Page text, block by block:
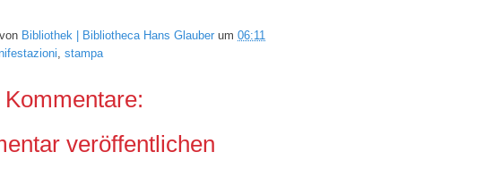
Bibliothek | Bibliotheca Hans Glauber um 06:11
stampa
Kommentare:
veröffentlichen